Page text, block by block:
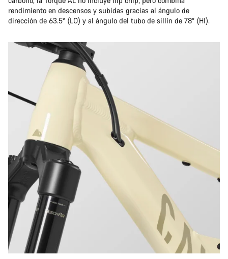
rendimiento en descensos y subidas gracias al ángulo de
dirección de 63.5° (LO) y al ángulo del tubo de sillín de 78° (HI).